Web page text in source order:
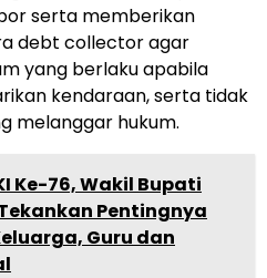
serta memberikan
debt collector agar
yang berlaku apabila
kendaraan, serta tidak
melanggar hukum.
Ke-76, Wakil Bupati
Pentingnya
Guru dan